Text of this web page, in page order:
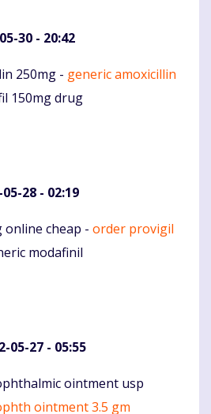
30 - 20:42
250mg - generic amoxicillin
150mg drug
28 - 02:19
online cheap - order provigil
modafinil
05-27 - 05:55
ointment usp
ointment 3.5 gm